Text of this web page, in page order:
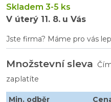
Skladem 3-5 ks
V úterý 11. 8. u Vás
Jste firma? Máme pro vás
Množstevní sleva
zaplatíte
Min. odběr